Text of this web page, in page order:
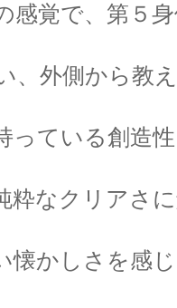
感覚で、第５
、外側から教
っている創造
粋なクリアさ
懐かしさを感